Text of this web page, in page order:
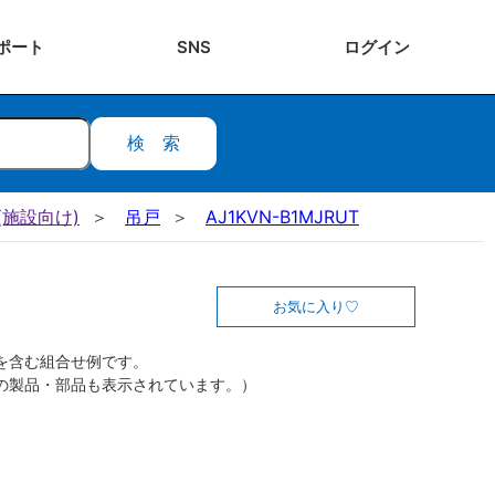
ート SNS ログイン
検索
設向け) 吊戸 AJ1KVN-B1MJRUT
お気に入り
む組合せ例です。
製品・部品も表示されています。）